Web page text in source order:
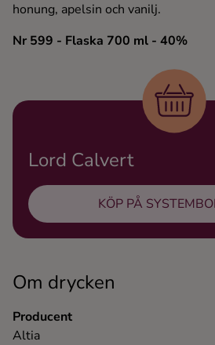
Vodka
honung, apelsin och vanilj.
Nr 599 - Flaska 700 ml - 40%
Om drycken
Producent
Altia
Lord Calvert
KÖP PÅ